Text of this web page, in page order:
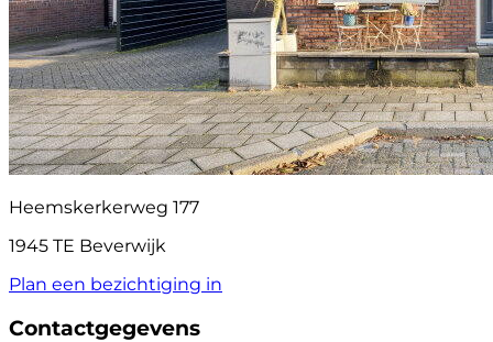
Heemskerkerweg 177
1945 TE Beverwijk
Plan een bezichtiging in
Contactgegevens